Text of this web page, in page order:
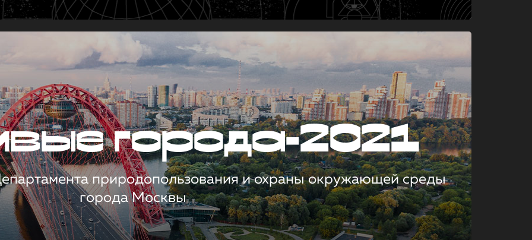
города-2021
природопользования и охраны окружающей среды
города Москвы